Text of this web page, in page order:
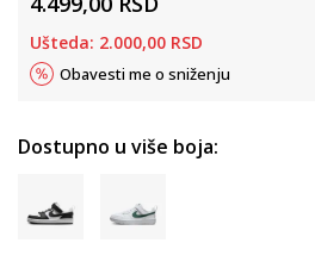
Ušteda: 2.000,00 RSD
Obavesti me o sniženju
Dostupno u više boja: